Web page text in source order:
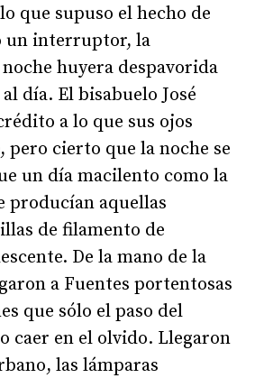
que supuso el hecho de
un interruptor, la
huyera despavorida
día. El bisabuelo José
a lo que sus ojos
pero cierto que la noche se
un día macilento como la
producían aquellas
de filamento de
De la mano de la
a Fuentes portentosas
que sólo el paso del
caer en el olvido. Llegaron
las lámparas